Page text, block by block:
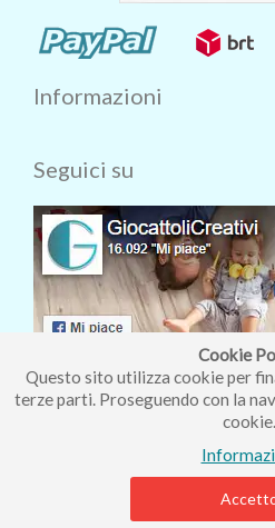
Cookie
Questo sito utilizza cookie per
terze parti. Proseguendo con la
cookie.
Informazioni
Seguici su
Iscriviti alla nostra
Piccolo Mondo di Ferri Roberta -